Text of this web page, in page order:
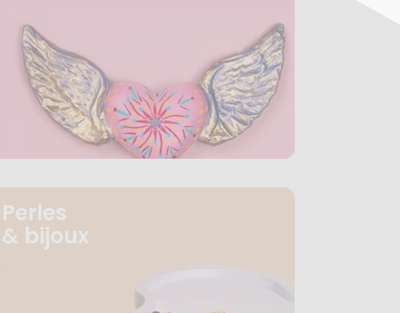
Perles
& bijoux